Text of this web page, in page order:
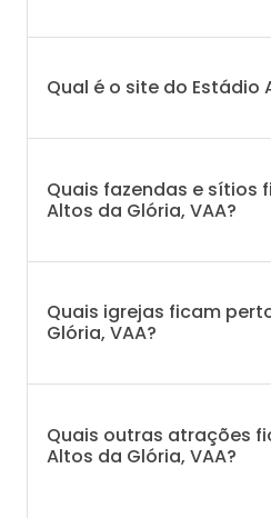
Qual é o site do Estádio
Quais fazendas e sítios
Altos da Glória, VAA?
Quais igrejas ficam
Glória, VAA?
Quais outras atrações
Altos da Glória, VAA?